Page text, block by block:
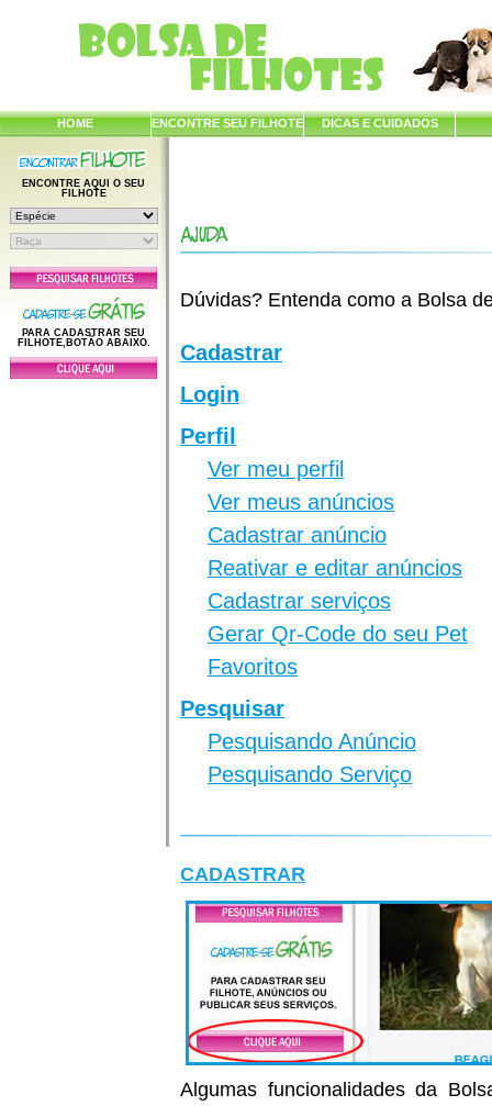
HOME ENCONTRE SEU FILHOTE DICAS E CUIDADOS
ENCONTRE AQUI O SEU
FILHOTE
PARA CADASTRAR SEU
FILHOTE,BOTÃO ABAIXO.
Dúvidas? Entenda como a Bolsa
Cadastrar
Login
Perfil
Ver meu perfil
Ver meus anúncios
Cadastrar anúncio
Reativar e editar anúncios
Cadastrar serviços
Gerar Qr-Code do seu Pet
Favoritos
Pesquisar
Pesquisando Anúncio
Pesquisando Serviço
CADASTRAR
Algumas funcionalidades da